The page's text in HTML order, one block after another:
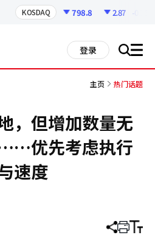
KOSDAQ 798.8 2.87 -0.36%
登录 搜 all
主页 热门话题
，但增加数量无
优先考虑执行
速度
分 打 调